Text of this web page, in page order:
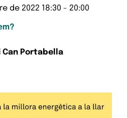
de 2022 18:30 - 20:00
Can Portabella